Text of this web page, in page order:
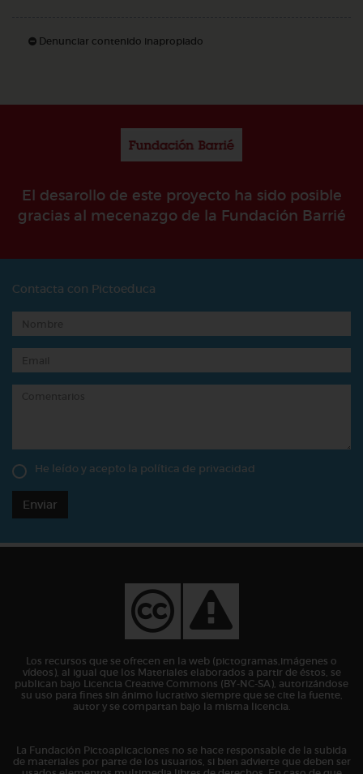
Denunciar contenido inapropiado
El desarollo de este proyecto ha sido posible
gracias al mecenazgo de la Fundación Barrié
Contacta con Pictoeduca
He leído y acepto la política de privacidad
Enviar
Los recursos que se ofrecen en la web (pictogramas,imágenes o
vídeos), al igual que los Materiales elaborados a partir de éstos, se
publican bajo Licencia Creative Commons (BY-NC-SA), autorizándose
su uso para fines sin ánimo lucrativo siempre que se cite la fuente,
autor y se compartan bajo la misma licencia.
La Fundación Pictoaplicaciones no se hace responsable de la subida
de materiales por parte de los usuarios, si bien advierte que deben ser